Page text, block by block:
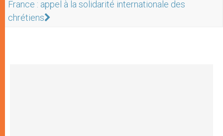
France : appel à la solidarité internationale des
chrétiens